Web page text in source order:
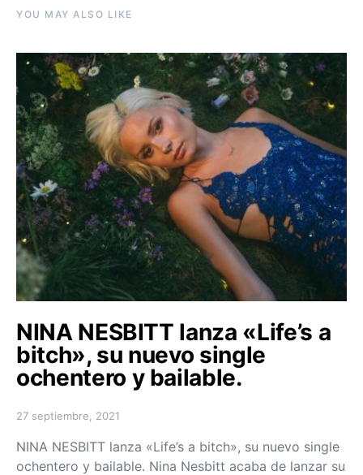
YOU MAY ALSO LIKE
NINA NESBITT lanza «Life’s a
bitch», su nuevo single
ochentero y bailable.
Posted on
27 septiembre, 2021
NINA NESBITT lanza «Life’s a bitch», su nuevo single
ochentero y bailable. Nina Nesbitt acaba de lanzar su